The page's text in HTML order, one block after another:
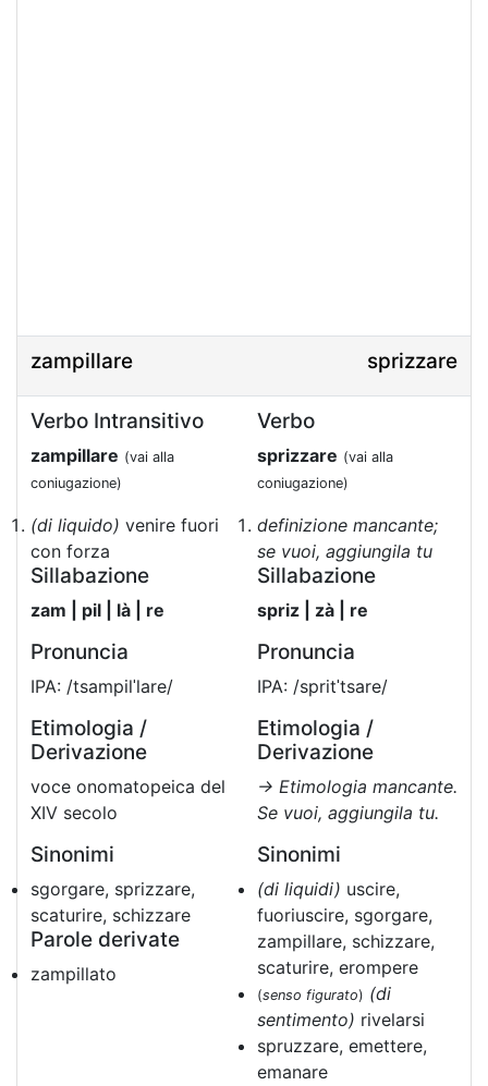
zampillare sprizzare
Verbo Intransitivo
zampillare (vai alla
coniugazione)
(di liquido) venire fuori
con forza
Sillabazione
zam | pil | là | re
Pronuncia
IPA: /tsampilˈlare/
Etimologia /
Derivazione
voce onomatopeica del
XIV secolo
Sinonimi
sgorgare, sprizzare,
scaturire, schizzare
Parole derivate
zampillato
Verbo
sprizzare (vai alla
coniugazione)
definizione mancante;
se vuoi, aggiungila tu
Sillabazione
spriz | zà | re
Pronuncia
IPA: /spritˈtsare/
Etimologia /
Derivazione
→ Etimologia mancante.
Se vuoi, aggiungila tu.
Sinonimi
(di liquidi) uscire,
fuoriuscire, sgorgare,
zampillare, schizzare,
scaturire, erompere
(senso figurato) (di
sentimento) rivelarsi
spruzzare, emettere,
emanare